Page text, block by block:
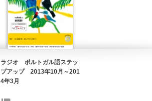
ラジオ ポルトガル語ステッ
プアップ 2013年10月～201
4年3月